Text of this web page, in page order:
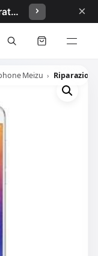
Chiusura Estiva - Il laboratorio resterà chiuso per ferie dal 29/06/2026 al 05/07/2026 compresi. ×
Meizu